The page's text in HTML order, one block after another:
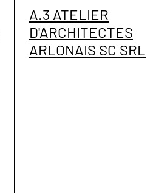
A.3 ATELIER
D'ARCHITECTES
ARLONAIS SC SRL